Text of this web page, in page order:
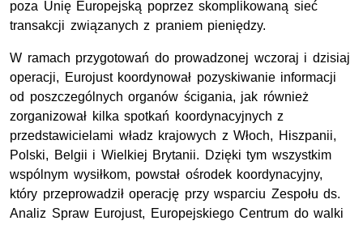
poza Unię Europejską poprzez skomplikowaną sieć
transakcji związanych z praniem pieniędzy.
W ramach przygotowań do prowadzonej wczoraj i dzisiaj
operacji, Eurojust koordynował pozyskiwanie informacji
od poszczególnych organów ścigania, jak również
zorganizował kilka spotkań koordynacyjnych z
przedstawicielami władz krajowych z Włoch, Hiszpanii,
Polski, Belgii i Wielkiej Brytanii. Dzięki tym wszystkim
wspólnym wysiłkom, powstał ośrodek koordynacyjny,
który przeprowadził operację przy wsparciu Zespołu ds.
Analiz Spraw Eurojust, Europejskiego Centrum do walki